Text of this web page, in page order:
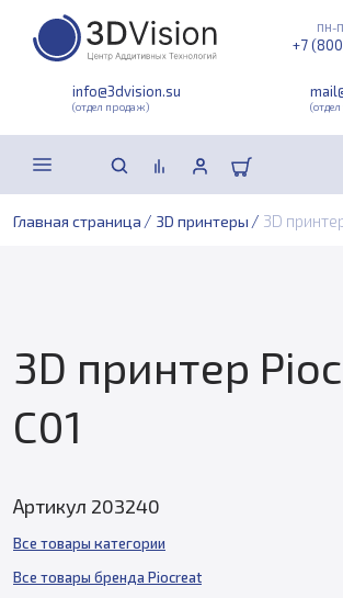
info@3dvision.su
(отдел продаж) (отдел
ПН-
+7
Главная страница / 3D принтеры / 3D
3D принтер
C01
Артикул 203240
Все товары категории
Все товары бренда Piocreat